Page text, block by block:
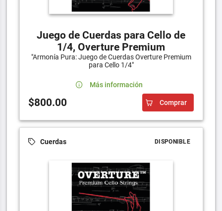
Juego de Cuerdas para Cello de
1/4, Overture Premium
"Armonía Pura: Juego de Cuerdas Overture Premium
para Cello 1/4"
Más información
$800.00 Comprar
Cuerdas DISPONIBLE